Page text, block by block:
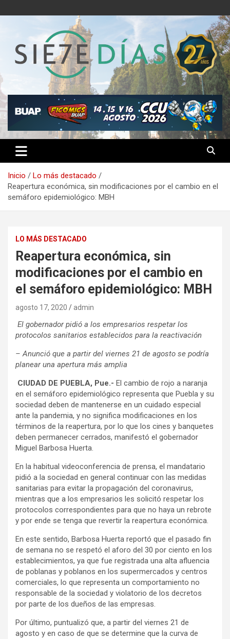
al
Semanario 7 Días
Inicio
Lo más destacado
Reapertura económica, sin modificaciones por el cambio en el
semáforo epidemiológico: MBH
LO MÁS DESTACADO
Reapertura económica, sin
modificaciones por el cambio en
el semáforo epidemiológico: MBH
agosto 17, 2020 admin
El gobernador pidió a los empresarios respetar los
protocolos sanitarios establecidos para la reactivación
– Anunció que a partir del viernes 21 de agosto se podría
planear una apertura más amplia
CIUDAD DE PUEBLA, Pue.- El cambio de rojo a naranja
en el semáforo epidemiológico representa que Puebla y su
sociedad deben de mantenerse en un cuidado especial
ante la pandemia, y no significa modificaciones en los
términos de la reapertura, por lo que los cines y banquetes
deben permanecer cerrados, manifestó el gobernador
Miguel Barbosa Huerta.
En la habitual videoconferencia de prensa, el mandatario
pidió a la sociedad en general continuar con las medidas
sanitarias para evitar la propagación del coronavirus,
mientras que a los empresarios les solicitó respetar los
protocolos correspondientes para que no haya un rebrote
y por ende se tenga que revertir la reapertura económica.
En este sentido, Barbosa Huerta reportó que el pasado fin
de semana no se respetó el aforo del 30 por ciento en los
establecimientos, ya que fue registrada una alta afluencia
de poblanas y poblanos en los supermercados y centros
comerciales, lo que representa un comportamiento no
responsable de la sociedad y violatorio de los decretos
por parte de los dueños de las empresas.
Por último, puntualizó que, a partir del viernes 21 de
agosto y en caso de que se determine que la curva de